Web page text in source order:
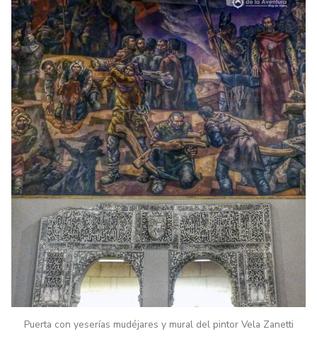
Puerta con yeserías mudéjares y mural del pintor Vela Zanetti